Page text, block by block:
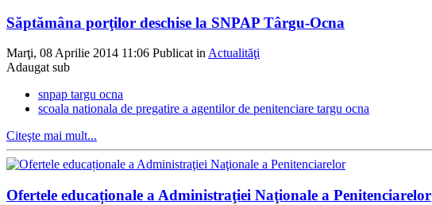
Săptămâna porţilor deschise la SNPAP Târgu-Ocna
Marţi, 08 Aprilie 2014 11:06 Publicat inActualităţi
Adaugat sub
snpap targu ocna
scoala nationala de pregatire a agentilor de penitenciare targu ocna
Citeşte mai mult...
Ofertele educaționale a Administraţiei Naţionale a Penitenciarelor